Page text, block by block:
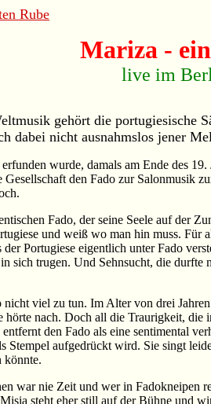
Rube
Mariza -
live im
gehört die portugiesische
dabei nicht ausnahmslos jener
wurde, damals am Ende des
den Fado zur
Fado, der seine Seele auf der
und weiß wo man hin muss.
Portugiese eigentlich unter Fado
sich trugen. Und Sehnsucht, die
viel zu tun. Im Alter von drei
nach. Doch all die Traurigkeit, die
den Fado als eine sentimental
Stempel aufgedrückt wird. Sie singt
könnte.
war nie Zeit und wer in Fadokneipen
steht eher still auf der Bühne und